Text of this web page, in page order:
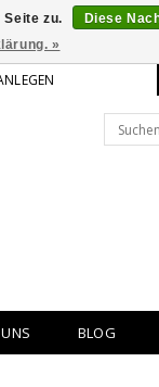
BLOG
zu.
Diese
»